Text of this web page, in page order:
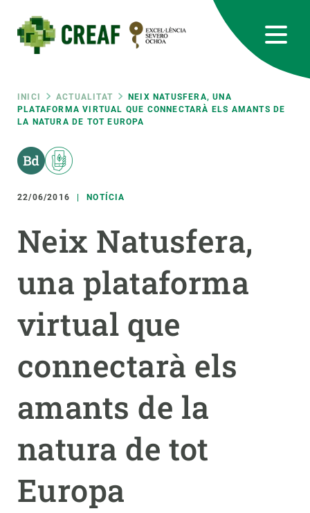
contingut
Fil
d'ariadna
INICI ACTUALITAT
NEIX NATUSFERA, UNA
PLATAFORMA VIRTUAL QUE CONNECTARÀ ELS AMANTS DE
LA NATURA DE TOT EUROPA
22/06/2016 NOTÍCIA
Neix Natusfera,
una plataforma
virtual que
connectarà els
amants de la
natura de tot
Europa
RRSS
Featured
responsive
Responsive
menu
RECERCA
CIÈNCIA EN ACCIÓ
NOTÍCIES I AGENDA